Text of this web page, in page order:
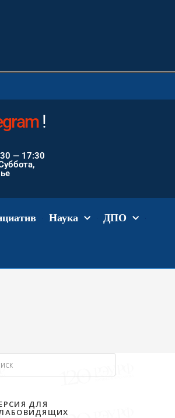
Telegram
!
— 17:30
Наука ДПО
ДЛЯ